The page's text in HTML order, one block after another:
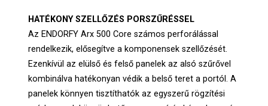
HATÉKONY SZELLŐZÉS PORSZŰRÉSSEL
Az ENDORFY Arx 500 Core számos perforálással
rendelkezik, elősegítve a komponensek szellőzését.
Ezenkívül az elülső és felső panelek az alsó szűrővel
kombinálva hatékonyan védik a belső teret a portól. A
panelek könnyen tisztíthatók az egyszerű rögzítési